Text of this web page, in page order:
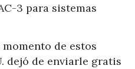
3 para sistemas
de estos
dejó de enviarle gratis